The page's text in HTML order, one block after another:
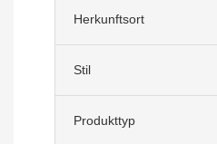
Herkunftsort
Stil
Produkttyp